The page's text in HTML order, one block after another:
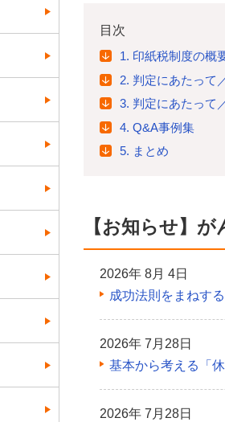
目次
1. 印紙税制度の概
2. 判定にあたって
3. 判定にあたって
4. Q&A事例集
5. まとめ
【お知らせ】
2026年 8月 4日
成功法則をまねす
2026年 7月28日
基本から考える「休
2026年 7月28日